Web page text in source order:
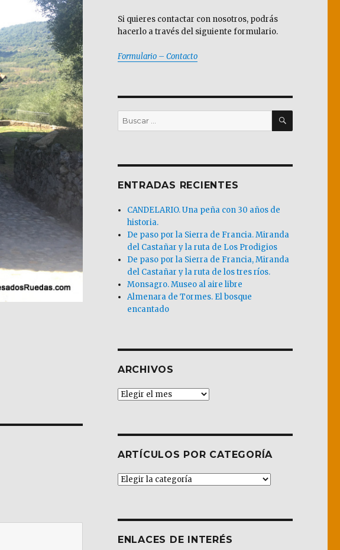
Si quieres contactar con nosotros, podrás
hacerlo a través del siguiente formulario.
Formulario – Contacto
Buscar
por:
BUSCAR
ENTRADAS RECIENTES
CANDELARIO. Una peña con 30 años de
historia.
De paso por la Sierra de Francia. Miranda
del Castañar y la ruta de Los Prodigios
De paso por la Sierra de Francia, Miranda
del Castañar y la ruta de los tres ríos.
Monsagro. Museo al aire libre
Almenara de Tormes. El bosque
encantado
ARCHIVOS
Archivos
ARTÍCULOS POR CATEGORÍA
Artículos
ENLACES DE INTERÉS